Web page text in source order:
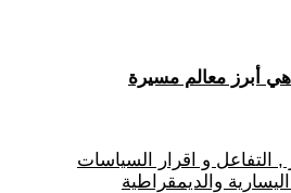
ذكراه ال ٨٠ ما هي أبرز معالم مسيرة
, التفاعل و اقرار السياسات
والديمقراطية